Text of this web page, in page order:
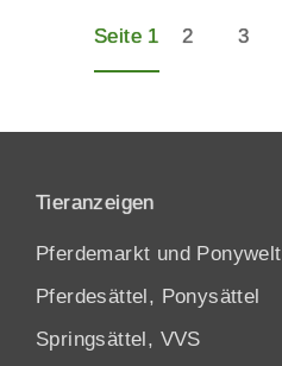
Seite 1 2 3
Tieranzeigen
Pferdemarkt und Ponywelt
Pferdesättel, Ponysättel
Springsättel, VVS